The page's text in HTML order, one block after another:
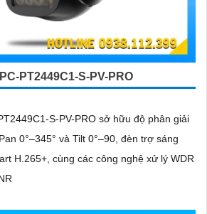
PT2449C1-S-PV-PRO
S-PV-PRO sở hữu độ phân giải
0°–345° và Tilt 0°–90, đèn trợ sáng
H.265+, cùng các công nghệ xử lý WDR